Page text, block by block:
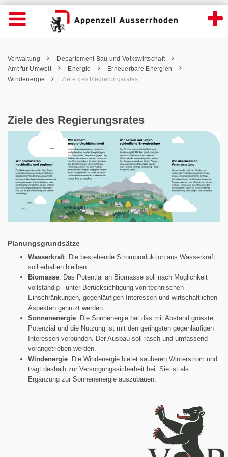
Ziele des Regierungsrates - Appenzell
Wichtige
Seiten
Home
Inhalt
Kontakt
Sitemap
Navigation öffnen
Inhalt
Pfadnavigation
Verwaltung
Departement Bau und Volkswirtschaft
Amt für Umwelt
Energie
Erneuerbare Energien
Windenergie
Ziele des Regierungsrates
Ziele des Regierungsrates
Planungsgrundsätze
Wasserkraft: Die bestehende Stromproduktion aus Wasserkraft
soll erhalten bleiben.
Biomasse: Das Potential an Biomasse soll nach Möglichkeit
vollständig - unter Berücksichtigung von technischen
Einschränkungen, gegenläufigen Interessen und wirtschaftlichen
Aspekten genutzt werden.
Sonnenenergie: Die Sonnenergie hat das mit Abstand grösste
Potenzial und die Nutzung ist mit den geringsten gegenläufigen
Interessen verbunden. Der Ausbau soll rasch und umfassend
vorangetrieben werden.
Windenergie: Die Windenergie bietet sauberen Winterstrom und
trägt deshalb zur Versorgungssicherheit bei. Sie ist als
Ergänzung zur Sonnenenergie auszubauen.